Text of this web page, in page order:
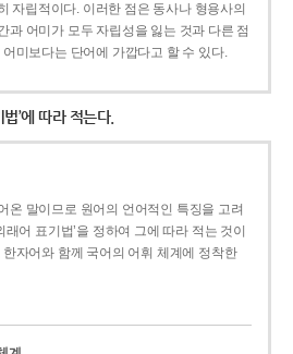
자립적이다. 이러한 점은 동사나 형용사의
과 어미가 모두 자립성을 잃는 것과 다른 점
미보다는 단어에 가깝다고 할 수 있다.
’에 따라 적는다.
온 말이므로 원어의 언어적인 특징을 고려
어 표기법’을 정하여 그에 따라 적는 것이
자어와 함께 국어의 어휘 체계에 정착한